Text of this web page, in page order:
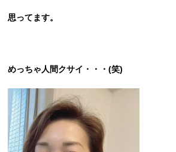
思ってます。
めっちゃ人間クサイ・・・(笑)